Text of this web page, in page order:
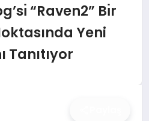
“Raven2” Bı̇r
Yeni
Tanıtıyor